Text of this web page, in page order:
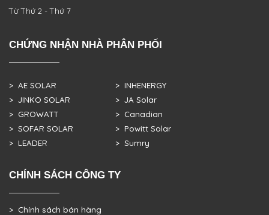
Từ Thứ 2 - Thứ 7
CHỨNG NHẬN NHÀ PHÂN PHỐI
> AE SOLAR
> JINKO SOLAR
> GROWATT
> SOFAR SOLAR
> LEADER
> INHENERGY
> JA Solar
> Canadian
> Powitt Solar
> Sumry
CHÍNH SÁCH CÔNG TY
> Chính sách bán hàng